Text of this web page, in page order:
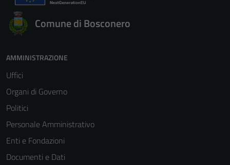
Comune di Bosconero
AMMINISTRAZIONE
Uffici
Organi di Governo
Politici
Personale Amministrativo
Enti e Fondazioni
Documenti e Dati